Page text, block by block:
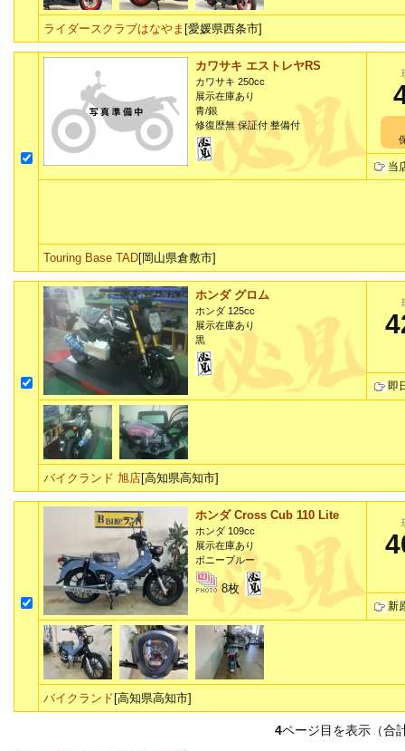
ライダースクラブはなやま [愛媛県西条市]
カワサキ エストレヤRS
カワサキ 250cc
展示在庫あり
青/銀
修復歴無 保証付 整備付
当
Touring Base TAD[岡山県倉敷市]
ホンダ グロム
ホンダ 125cc
展示在庫あり
黒
即
バイクランド 旭店[高知県高知市]
ホンダ Cross Cub 110 Lite
ホンダ 109cc
展示在庫あり
ボニーブルー
8枚
新
バイクランド [高知県高知市]
4ページ目を表示（合